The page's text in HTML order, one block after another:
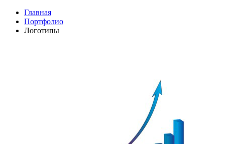
Главная
Портфолио
Логотипы